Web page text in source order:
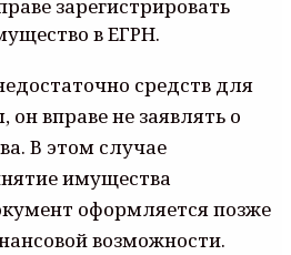
зарегистрировать
в ЕГРН.
средств для
вправе не заявлять о
В этом случае
имущества
оформляется позже
возможности.